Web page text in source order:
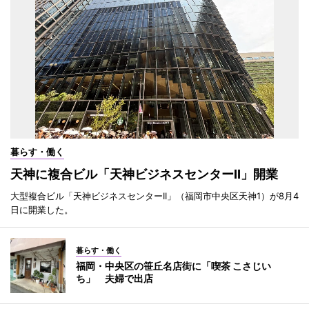
暮らす・働く
天神に複合ビル「天神ビジネスセンターII」開業
大型複合ビル「天神ビジネスセンターII」（福岡市中央区天神1）が8月4
日に開業した。
暮らす・働く
福岡・中央区の笹丘名店街に「喫茶 こさじい
ち」 夫婦で出店